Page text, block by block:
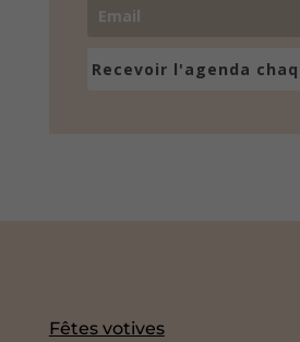
Recevoir l'agenda
Fêtes votives